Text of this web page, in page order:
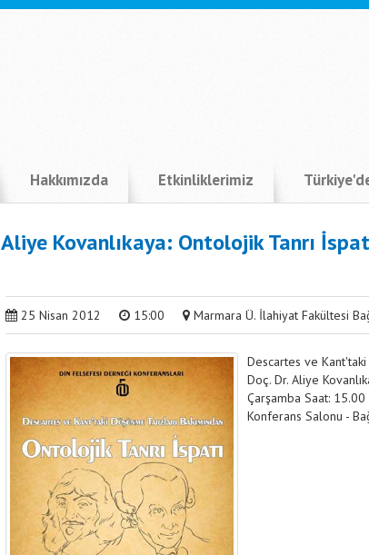
Hakkımızda Etkinliklerimiz
Aliye Kovanlıkaya: Ontolojik Tanrı
25 Nisan 2012 15:00 Marmara Ü. İlahiyat Fakültesi
Descartes ve Kant'taki
Doç. Dr. Aliye
Çarşamba Saat:
Konferans Salonu -